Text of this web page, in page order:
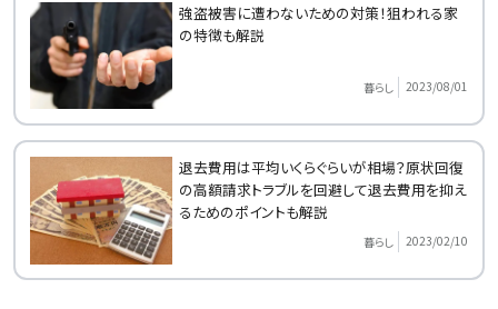
強盗被害に遭わないための対策！狙われる家
の特徴も解説
暮らし 2023/08/01
退去費用は平均いくらぐらいが相場？原状回復
の高額請求トラブルを回避して退去費用を抑え
るためのポイントも解説
暮らし 2023/02/10